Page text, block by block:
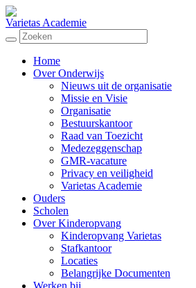
Varietas Academie
Home
Over Onderwijs
Nieuws uit de organisatie
Missie en Visie
Organisatie
Bestuurskantoor
Raad van Toezicht
Medezeggenschap
GMR-vacature
Privacy en veiligheid
Varietas Academie
Ouders
Scholen
Over Kinderopvang
Kinderopvang Varietas
Stafkantoor
Locaties
Belangrijke Documenten
Werken bij